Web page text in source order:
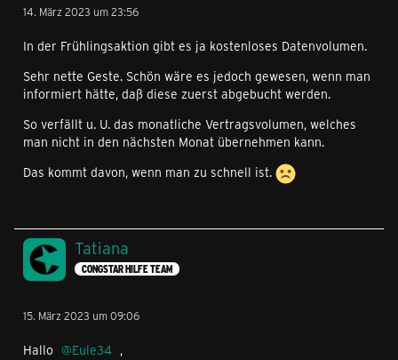
14. März 2023 um 23:56
In der Frühlingsaktion gibt es ja kostenloses Datenvolumen.
Sehr nette Geste. Schön wäre es jedoch gewesen, wenn man
informiert hätte, daß diese zuerst abgebucht werden.
So verfällt u. U. das monatliche Vertragsvolumen, welches
man nicht in den nächsten Monat übernehmen kann.
Das kommt davon, wenn man zu schnell ist.
Tatiana
CONGSTAR HILFE TEAM
15. März 2023 um 09:06
Hallo Eule34 ,